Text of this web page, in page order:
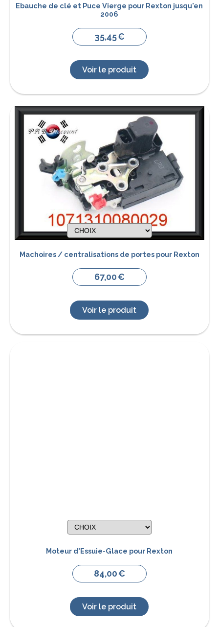
Ebauche de clé et Puce Vierge pour Rexton jusqu'en
2006
35,45€
Voir le produit
Machoires / centralisations de portes pour Rexton
67,00€
Voir le produit
Moteur d'Essuie-Glace pour Rexton
84,00€
Voir le produit